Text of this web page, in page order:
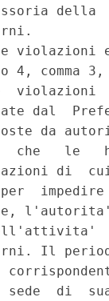
violazioni
comma 3,
violazioni
dal
da
che   le
di
per
l'autorita'
Il
di